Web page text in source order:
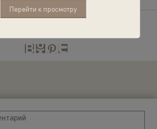
Перейти к просмотру